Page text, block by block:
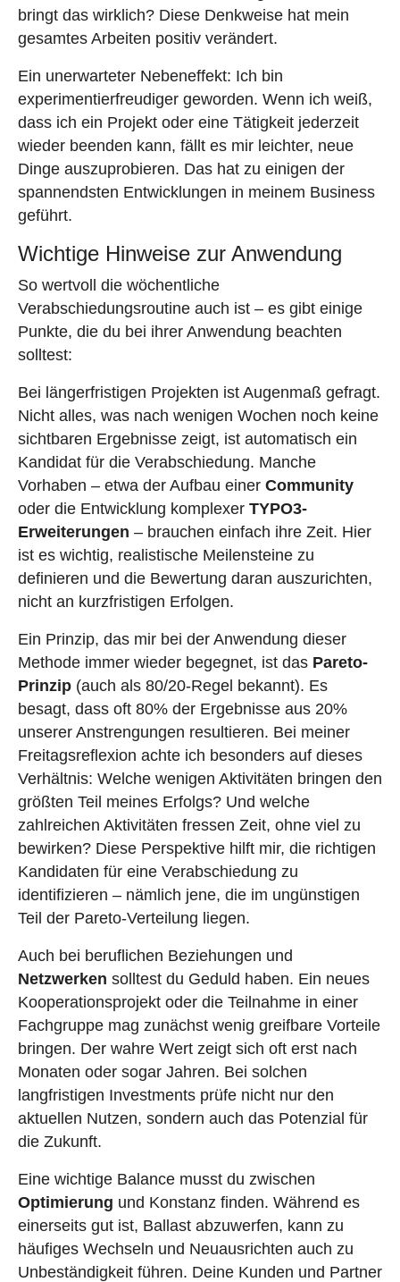
bringt das wirklich? Diese Denkweise hat mein
gesamtes Arbeiten positiv verändert.
Ein unerwarteter Nebeneffekt: Ich bin
experimentierfreudiger geworden. Wenn ich weiß,
dass ich ein Projekt oder eine Tätigkeit jederzeit
wieder beenden kann, fällt es mir leichter, neue
Dinge auszuprobieren. Das hat zu einigen der
spannendsten Entwicklungen in meinem Business
geführt.
Wichtige Hinweise zur Anwendung
So wertvoll die wöchentliche
Verabschiedungsroutine auch ist – es gibt einige
Punkte, die du bei ihrer Anwendung beachten
solltest:
Bei längerfristigen Projekten ist Augenmaß gefragt.
Nicht alles, was nach wenigen Wochen noch keine
sichtbaren Ergebnisse zeigt, ist automatisch ein
Kandidat für die Verabschiedung. Manche
Vorhaben – etwa der Aufbau einer Community
oder die Entwicklung komplexer TYPO3-
Erweiterungen – brauchen einfach ihre Zeit. Hier
ist es wichtig, realistische Meilensteine zu
definieren und die Bewertung daran auszurichten,
nicht an kurzfristigen Erfolgen.
Ein Prinzip, das mir bei der Anwendung dieser
Methode immer wieder begegnet, ist das Pareto-
Prinzip (auch als 80/20-Regel bekannt). Es
besagt, dass oft 80% der Ergebnisse aus 20%
unserer Anstrengungen resultieren. Bei meiner
Freitagsreflexion achte ich besonders auf dieses
Verhältnis: Welche wenigen Aktivitäten bringen den
größten Teil meines Erfolgs? Und welche
zahlreichen Aktivitäten fressen Zeit, ohne viel zu
bewirken? Diese Perspektive hilft mir, die richtigen
Kandidaten für eine Verabschiedung zu
identifizieren – nämlich jene, die im ungünstigen
Teil der Pareto-Verteilung liegen.
Auch bei beruflichen Beziehungen und
Netzwerken solltest du Geduld haben. Ein neues
Kooperationsprojekt oder die Teilnahme in einer
Fachgruppe mag zunächst wenig greifbare Vorteile
bringen. Der wahre Wert zeigt sich oft erst nach
Monaten oder sogar Jahren. Bei solchen
langfristigen Investments prüfe nicht nur den
aktuellen Nutzen, sondern auch das Potenzial für
die Zukunft.
Eine wichtige Balance musst du zwischen
Optimierung und Konstanz finden. Während es
einerseits gut ist, Ballast abzuwerfen, kann zu
häufiges Wechseln und Neuausrichten auch zu
Unbeständigkeit führen. Deine Kunden und Partner